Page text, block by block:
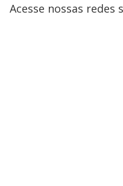
Acesse nossas redes